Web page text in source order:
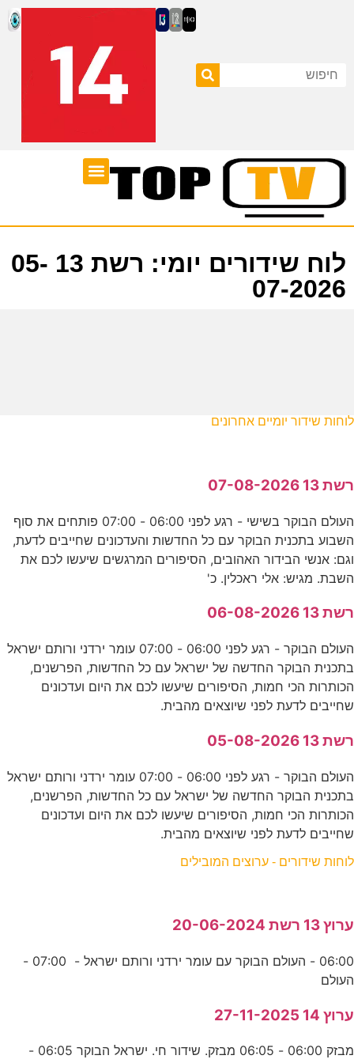
לוח שידורים יומי: רשת 13 05-
07-2026
לוחות שידור יומיים אחרונים
רשת 13 07-08-2026
העולם הבוקר בשישי - רגע לפני 06:00 - 07:00 פותחים את סוף
השבוע בתכנית הבוקר עם כל החדשות והעדכונים שחייבים לדעת,
וגם: אנשי הבידור האהובים, הסיפורים המרגשים שיעשו לכם את
השבת. מגיש: אלי ראכלין. כ'
רשת 13 06-08-2026
העולם הבוקר - רגע לפני 06:00 - 07:00 עומר ירדני ורותם ישראל
בתכנית הבוקר החדשה של ישראל עם כל החדשות, הפרשנים,
הכותרות הכי חמות, הסיפורים שיעשו לכם את היום ועדכונים
שחייבים לדעת לפני שיוצאים מהבית.
רשת 13 05-08-2026
העולם הבוקר - רגע לפני 06:00 - 07:00 עומר ירדני ורותם ישראל
בתכנית הבוקר החדשה של ישראל עם כל החדשות, הפרשנים,
הכותרות הכי חמות, הסיפורים שיעשו לכם את היום ועדכונים
שחייבים לדעת לפני שיוצאים מהבית.
לוחות שידורים - ערוצים המובילים
ערוץ 13 רשת 20-06-2024
06:00 - העולם הבוקר עם עומר ירדני ורותם ישראל - 07:00 -
העולם
ערוץ 14 27-11-2025
מבזק 06:00 - 06:05 מבזק. שידור חי. ישראל הבוקר 06:05 -